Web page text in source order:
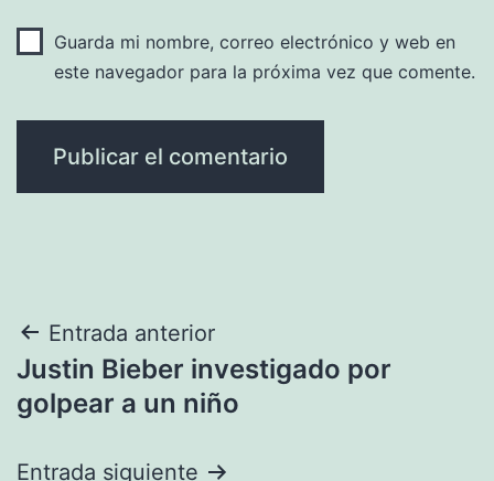
Guarda mi nombre, correo electrónico y web en
este navegador para la próxima vez que comente.
Navegación
de
Entrada anterior
Justin Bieber investigado por
golpear a un niño
Entrada siguiente